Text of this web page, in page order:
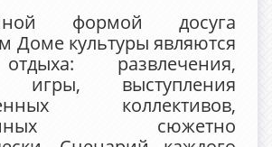
формой досуга
Доме культуры являются
развлечения,
игры, выступления
коллективов,
сюжетно